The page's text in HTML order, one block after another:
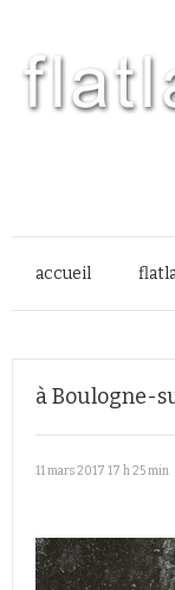
accueil
à Boulogne-
11 mars 2017 17 h 25 min